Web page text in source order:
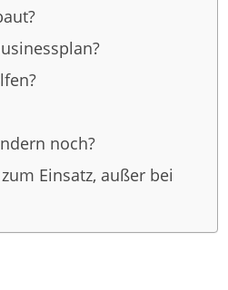
noch?
Einsatz, außer bei